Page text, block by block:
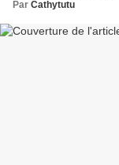
Par Cathytutu